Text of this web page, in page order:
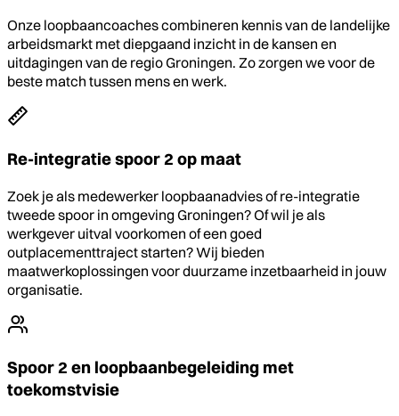
Onze loopbaancoaches combineren kennis van de landelijke
arbeidsmarkt met diepgaand inzicht in de kansen en
uitdagingen van de regio Groningen. Zo zorgen we voor de
beste match tussen mens en werk.
Re-integratie spoor 2 op maat
Zoek je als medewerker loopbaanadvies of re-integratie
tweede spoor in omgeving Groningen? Of wil je als
werkgever uitval voorkomen of een goed
outplacementtraject starten? Wij bieden
maatwerkoplossingen voor duurzame inzetbaarheid in jouw
organisatie.
Spoor 2 en loopbaanbegeleiding met
toekomstvisie